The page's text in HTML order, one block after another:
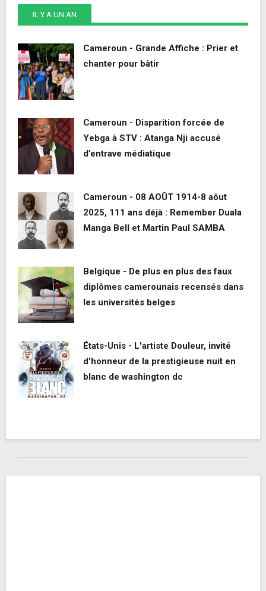
IL Y A UN AN
Cameroun - Grande Affiche : Prier et
chanter pour bâtir
Cameroun - Disparition forcée de
Yebga à STV : Atanga Nji accusé
d’entrave médiatique
Cameroun - 08 AOÛT 1914-8 aôut
2025, 111 ans déjà : Remember Duala
Manga Bell et Martin Paul SAMBA
Belgique - De plus en plus des faux
diplômes camerounais recensés dans
les universités belges
États-Unis - L'artiste Douleur, invité
d'honneur de la prestigieuse nuit en
blanc de washington dc